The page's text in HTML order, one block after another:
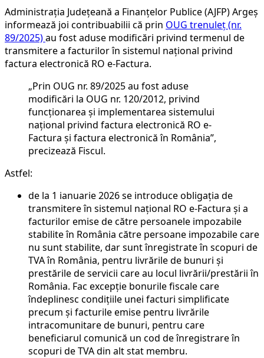
Administraţia Judeţeană a Finanţelor Publice (AJFP) Argeş
informează joi contribuabilii că prin OUG trenuleț (nr.
89/2025)au fost aduse modificări privind termenul de
transmitere a facturilor în sistemul național privind
factura electronică RO e-Factura.
„Prin OUG nr. 89/2025 au fost aduse
modificări la OUG nr. 120/2012, privind
funcționarea și implementarea sistemului
național privind factura electronică RO e-
Factura și factura electronică în România”,
precizează Fiscul.
Astfel:
de la 1 ianuarie 2026 se introduce obligația de
transmitere în sistemul național RO e-Factura și a
facturilor emise de către persoanele impozabile
stabilite în România către persoane impozabile care
nu sunt stabilite, dar sunt înregistrate în scopuri de
TVA în România, pentru livrările de bunuri și
prestările de servicii care au locul livrării/prestării în
România. Fac excepție bonurile fiscale care
îndeplinesc condițiile unei facturi simplificate
precum și facturile emise pentru livrările
intracomunitare de bunuri, pentru care
beneficiarul comunică un cod de înregistrare în
scopuri de TVA din alt stat membru.